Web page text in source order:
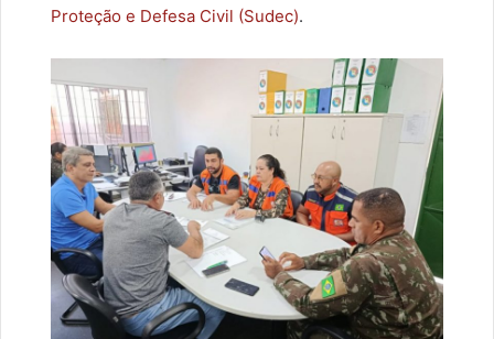
Proteção e Defesa Civil (Sudec).